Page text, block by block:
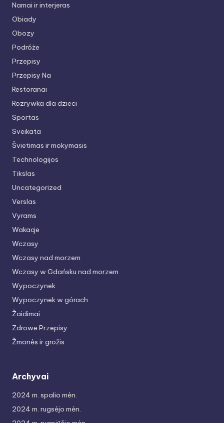
Namai ir interjeras
Obiady
Obozy
Podróże
Przepisy
Przepisy Na
Restoranai
Rozrywka dla dzieci
Sportas
Sveikata
Švietimas ir mokymasis
Technologijos
Tikslas
Uncategorized
Verslas
Vyrams
Wakacje
Wczasy
Wczasy nad morzem
Wczasy w Gdańsku nad morzem
Wypoczynek
Wypoczynek w górach
Žaidimai
Zdrowe Przepisy
Žmonės ir grožis
Archyvai
2024 m. spalio mėn.
2024 m. rugsėjo mėn.